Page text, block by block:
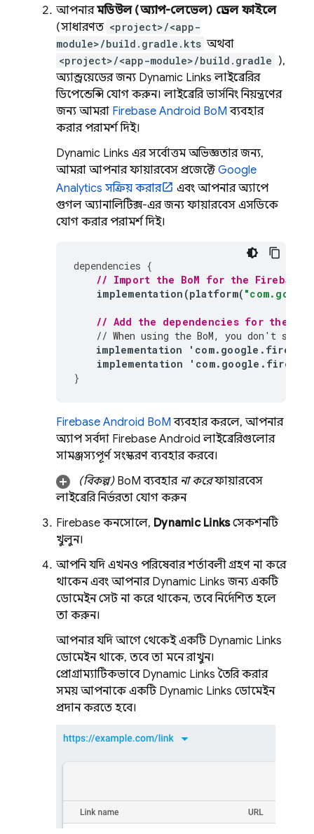
আপনারমডিউল (অ্যাপ-লেভেল) গ্রেডল ফাইলে
(সাধারণত <project>/<app-
module>/build.gradle.kts অথবা
<project>/<app-module>/build.gradle ),
অ্যান্ড্রয়েডের জন্য Dynamic Links লাইব্রেরির
ডিপেন্ডেন্সি যোগ করুন। লাইব্রেরি ভার্সনিং নিয়ন্ত্রণের
জন্য আমরা Firebase Android BoM ব্যবহার
করার পরামর্শ দিই।
Dynamic Links এর সর্বোত্তম অভিজ্ঞতার জন্য,
আমরা আপনার ফায়ারবেস প্রজেক্টে Google
Analytics সক্রিয় করার
এবং আপনার অ্যাপে
গুগল অ্যানালিটিক্স-এর জন্য ফায়ারবেস এসডিকে
যোগ করার পরামর্শ দিই।
dependencies {
// Import the BoM for the Firebase
implementation (platform(
// Add the dependencies for the
// When using the BoM, you don't
implementation
' com. google . firebase
implementation
' com. google .
}
Firebase Android BoM ব্যবহার করলে, আপনার
অ্যাপ সর্বদা Firebase Android লাইব্রেরিগুলোর
সামঞ্জস্যপূর্ণ সংস্করণ ব্যবহার করবে।
(বিকল্প) BoM ব্যবহার না করেফায়ারবেস
লাইব্রেরি নির্ভরতা যোগ করুন
Firebase কনসোলে, Dynamic Linksসেকশনটি
খুলুন।
আপনি যদি এখনও পরিষেবার শর্তাবলী গ্রহণ না করে
থাকেন এবং আপনার Dynamic Links জন্য একটি
ডোমেইন সেট না করে থাকেন, তবে নির্দেশিত হলে
তা করুন।
আপনার যদি আগে থেকেই একটি Dynamic Links
ডোমেইন থাকে, তবে তা মনে রাখুন।
প্রোগ্রাম্যাটিকভাবে Dynamic Links তৈরি করার
সময় আপনাকে একটি Dynamic Links ডোমেইন
প্রদান করতে হবে।